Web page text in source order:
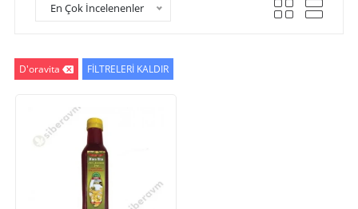
En Çok İncelenenler
D'oravita FİLTRELERİ KALDIR